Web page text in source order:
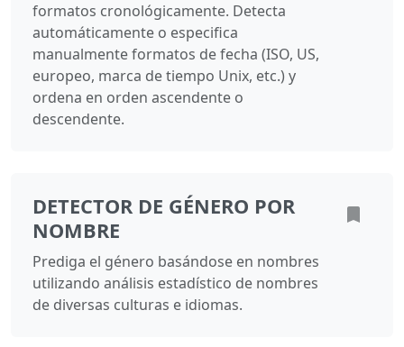
formatos cronológicamente. Detecta
automáticamente o especifica
manualmente formatos de fecha (ISO, US,
europeo, marca de tiempo Unix, etc.) y
ordena en orden ascendente o
descendente.
DETECTOR DE GÉNERO POR
NOMBRE
Prediga el género basándose en nombres
utilizando análisis estadístico de nombres
de diversas culturas e idiomas.